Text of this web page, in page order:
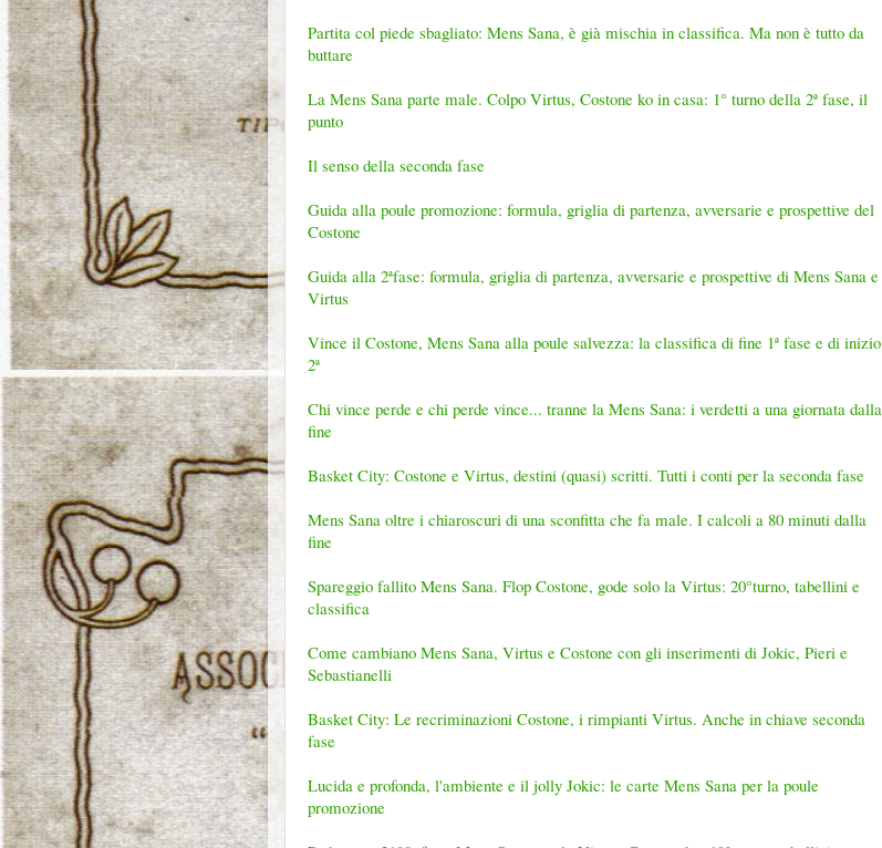
Partita col piede sbagliato: Mens Sana, è già mischia in classifica. Ma non è tutto da
buttare
La Mens Sana parte male. Colpo Virtus, Costone ko in casa: 1° turno della 2ª fase, il
punto
Il senso della seconda fase
Guida alla poule promozione: formula, griglia di partenza, avversarie e prospettive del
Costone
Guida alla 2ªfase: formula, griglia di partenza, avversarie e prospettive di Mens Sana e
Virtus
Vince il Costone, Mens Sana alla poule salvezza: la classifica di fine 1ª fase e di inizio
2ª
Chi vince perde e chi perde vince... tranne la Mens Sana: i verdetti a una giornata dalla
fine
Basket City: Costone e Virtus, destini (quasi) scritti. Tutti i conti per la seconda fase
Mens Sana oltre i chiaroscuri di una sconfitta che fa male. I calcoli a 80 minuti dalla
fine
Spareggio fallito Mens Sana. Flop Costone, gode solo la Virtus: 20°turno, tabellini e
classifica
Come cambiano Mens Sana, Virtus e Costone con gli inserimenti di Jokic, Pieri e
Sebastianelli
Basket City: Le recriminazioni Costone, i rimpianti Virtus. Anche in chiave seconda
fase
Lucida e profonda, l'ambiente e il jolly Jokic: le carte Mens Sana per la poule
promozione